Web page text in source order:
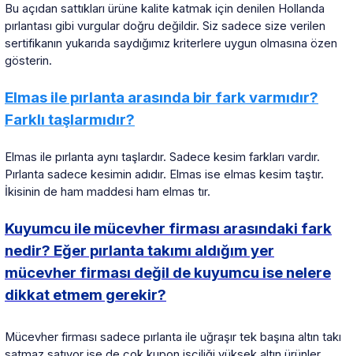
Bu açıdan sattıkları ürüne kalite katmak için denilen Hollanda
pırlantası gibi vurgular doğru değildir. Siz sadece size verilen
sertifikanın yukarıda saydığımız kriterlere uygun olmasına özen
gösterin.
Elmas ile pırlanta arasında bir fark varmıdır?
Farklı taşlarmıdır?
Elmas ile pırlanta aynı taşlardır. Sadece kesim farkları vardır.
Pırlanta sadece kesimin adıdır. Elmas ise elmas kesim taştır.
İkisinin de ham maddesi ham elmas tır.
Kuyumcu ile mücevher firması arasındaki fark
nedir? Eğer pırlanta takımı aldığım yer
mücevher firması değil de kuyumcu ise nelere
dikkat etmem gerekir?
Mücevher firması sadece pırlanta ile uğraşır tek başına altın takı